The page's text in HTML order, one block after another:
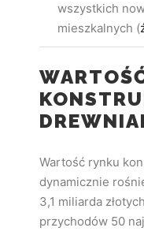
wszystkich
mieszkalnych (
Wartość rynku
dynamicznie
3,1 miliarda
przychodów 50